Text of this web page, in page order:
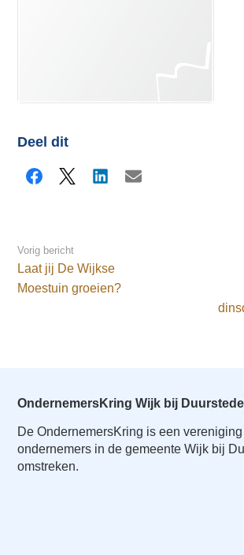
Deel dit
Facebook
X LinkedInE-mail
Vorig bericht
Laat jij De Wijkse
Moestuin groeien?
OndernemersKring Wijk bij Duurstede
De OndernemersKring is een
ondernemers in de gemeente Wijk bij
omstreken.